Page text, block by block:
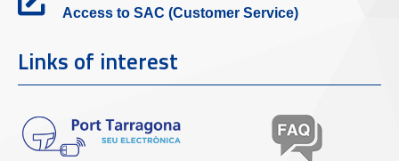
Access to SAC (Customer Service)
Links of interest